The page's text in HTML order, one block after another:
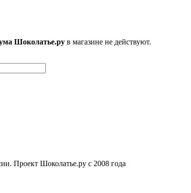
Шоколатье.ру в магазине не действуют.
Проект Шоколатье.ру с 2008 года